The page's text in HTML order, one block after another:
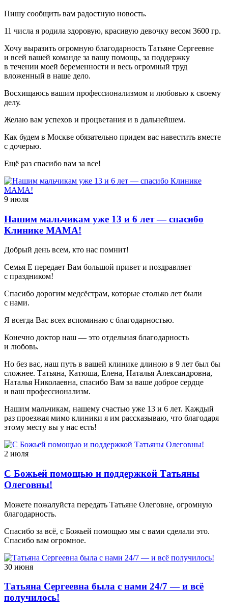
Пишу сообщить вам радостную новость.
11 числа я родила здоровую, красивую девочку весом 3600 гр.
Хочу выразить огромную благодарность Татьяне Сергеевне
и всей вашей команде за вашу помощь, за поддержку
в течении моей беременности и весь огромный труд
вложенный в наше дело.
Восхищаюсь вашим профессионализмом и любовью к своему
делу.
Желаю вам успехов и процветания и в дальнейшем.
Как будем в Москве обязательно придем вас навестить вместе
с дочерью.
Ещё раз спасибо вам за все!
9 июля
Нашим мальчикам уже 13 и 6 лет — спасибо
Клинике МАМА!
Добрый день всем, кто нас помнит!
Семья Е передает Вам большой привет и поздравляет
с праздником!
Спасибо дорогим медсёстрам, которые столько лет были
с нами.
Я всегда Вас всех вспоминаю с благодарностью.
Конечно доктор наш — это отдельная благодарность
и любовь.
Но без вас, наш путь в вашей клинике длиною в 9 лет был бы
сложнее. Татьяна, Катюша, Елена, Наталья Александровна,
Наталья Николаевна, спасибо Вам за ваше доброе сердце
и ваш профессионализм.
Нашим мальчикам, нашему счастью уже 13 и 6 лет. Каждый
раз проезжая мимо клиники я им рассказываю, что благодаря
этому месту вы у нас есть!
2 июля
С Божьей помощью и поддержкой Татьяны
Олеговны!
Можете пожалуйста передать Татьяне Олеговне, огромную
благодарность.
Спасибо за всё, с Божьей помощью мы с вами сделали это.
Спасибо вам огромное.
30 июня
Татьяна Сергеевна была с нами 24/7 — и всё
получилось!